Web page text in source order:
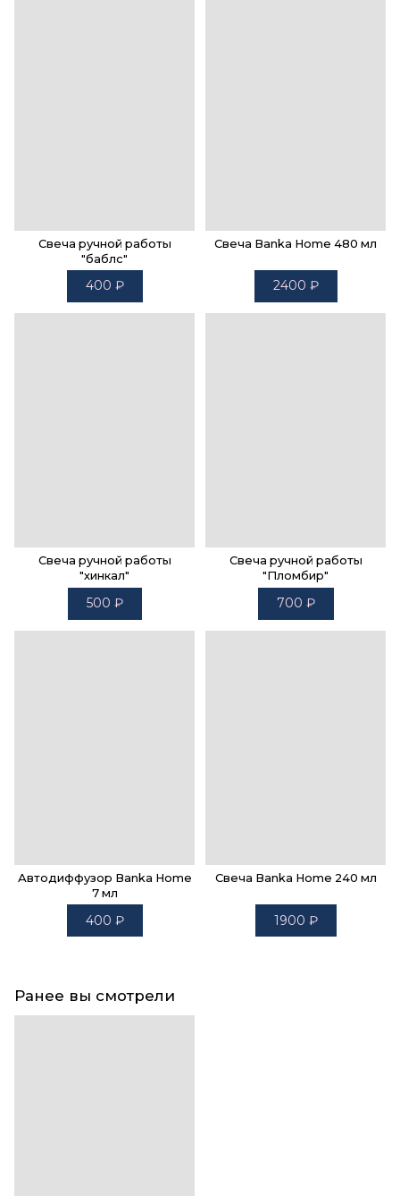
Свеча ручной работы
"баблс"
400 ₽
Свеча Banka Home 480 мл
2400 ₽
Свеча ручной работы
"хинкал"
500 ₽
Свеча ручной работы
"Пломбир"
700 ₽
Автодиффузор Banka Home
7 мл
400 ₽
Свеча Banka Home 240 мл
1900 ₽
Ранее вы смотрели